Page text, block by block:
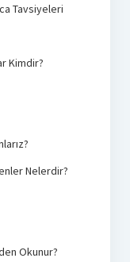
Tavsiyeleri
Kimdir?
Nelerdir?
Okunur?